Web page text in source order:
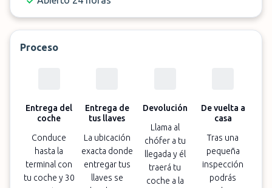
Proceso
Entrega del
coche
Conduce
hasta la
terminal con
tu coche y 30
Entrega de
tus llaves
La ubicación
exacta donde
entregar tus
llaves se
Devolución
Llama al
chófer a tu
llegada y él
traerá tu
coche a la
De vuelta a
casa
Tras una
pequeña
inspección
podrás